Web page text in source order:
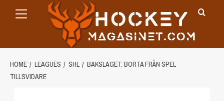
Menu
HOME LEAGUES SHL
BAKSLAGET: BORTA FRÅN SPEL
TILLSVIDARE